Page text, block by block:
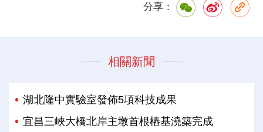
分享：
相關新聞
湖北隆中實驗室發佈5項科技成果
宜昌三峽大橋北岸主墩首根樁基澆築完成